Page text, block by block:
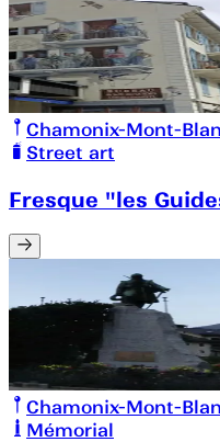
Chamonix-Mont-
Street art
Fresque "les
Chamonix-Mont-
Mémorial